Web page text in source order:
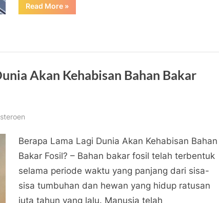
Read More“5
Tren
»
Akan Kehabisan Bahan Bakar
Berapa Lama Lagi Dunia Akan Kehabisan Bahan
Bakar Fosil? – Bahan bakar fosil telah terbentuk
selama periode waktu yang panjang dari sisa-
sisa tumbuhan dan hewan yang hidup ratusan
juta tahun yang lalu. Manusia telah